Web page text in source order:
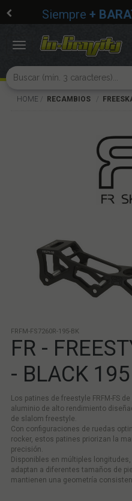
Siempre +
Toggle
HOME RECAMBIOS
FRFM-FS7260R-195-BK
FR -
- BLACK 195
Los patines de freestyle FRFM-FS
aluminio de alto rendimiento
de slalom freestyle.
Con configuraciones de ruedas
rocker, estos patines priorizan la
precisión.
Disponibles en múltiples
adaptan a diferentes tamaños de
mantienen una geometría